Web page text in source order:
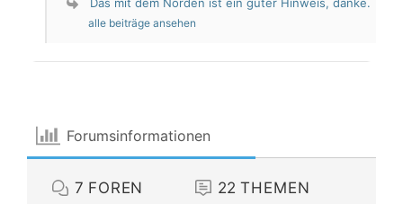
alle beiträge ansehen
Forumsinformationen
7 FOREN 22 THEMEN